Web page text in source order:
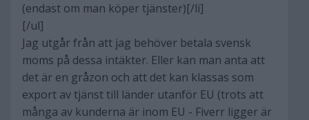
(endast om man köper tjänster)[/li]
[/ul]
Jag utgår från att jag behöver betala svensk
moms på dessa intäkter. Eller kan man anta att
det är en gråzon och att det kan klassas som
export av tjänst till länder utanför EU (trots att
många av kunderna är inom EU - Fiverr ligger är